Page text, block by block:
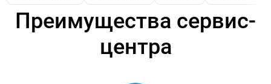
Преимущества сервис-
центра